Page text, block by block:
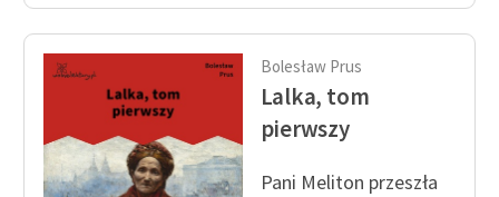
Bolesław Prus
Lalka, tom
pierwszy
Pani Meliton przeszła